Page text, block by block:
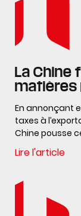
La
matières
En annonçant
taxes à
Chine pousse
Lire l'article